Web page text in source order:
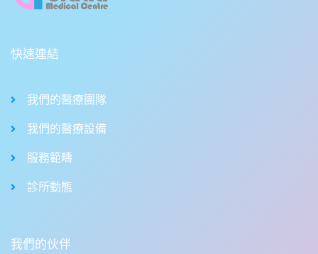
快速連結
我們的醫療團隊
我們的醫療設備
服務範疇
診所動態
我們的伙伴